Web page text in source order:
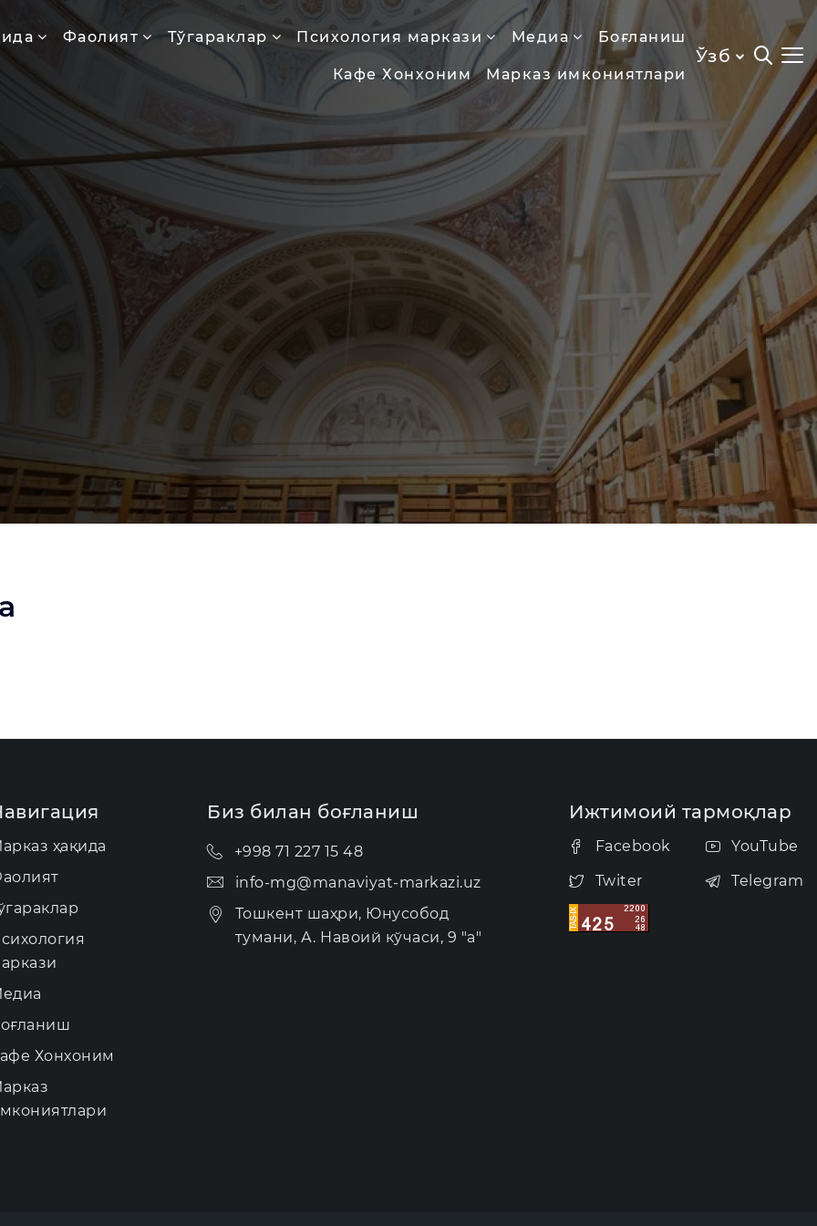
Фаолият Тўгараклар Психология маркази Медиа Боғланиш
Кафе Хонхоним Марказ имкониятлари
Ўзб
ҳақида
Хонхоним
Биз билан боғланиш
+998 71 227 15 48
info-mg@manaviyat-markazi.uz
Тошкент шаҳри, Юнусобод
тумани, А. Навоий кўчаси, 9 "а"
Ижтимоий тармоқлар
Facebook
Twiter
YouTube
Telegram